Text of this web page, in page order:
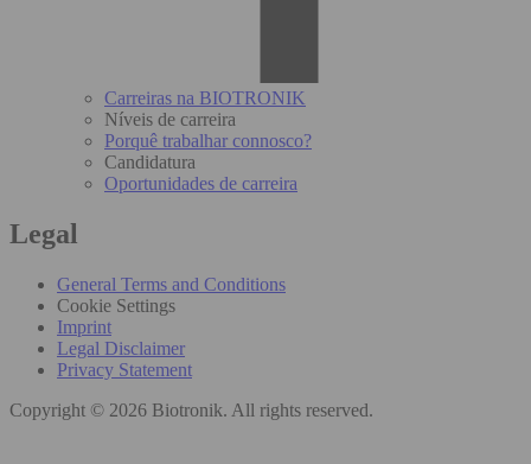
Carreiras na BIOTRONIK
Níveis de carreira
Porquê trabalhar connosco?
Candidatura
Oportunidades de carreira
Legal
General Terms and Conditions
Cookie Settings
Imprint
Legal Disclaimer
Privacy Statement
Copyright © 2026 Biotronik. All rights reserved.